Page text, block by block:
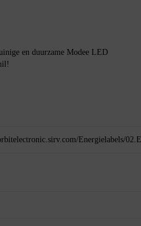
en duurzame Modee LED
Energielabels/